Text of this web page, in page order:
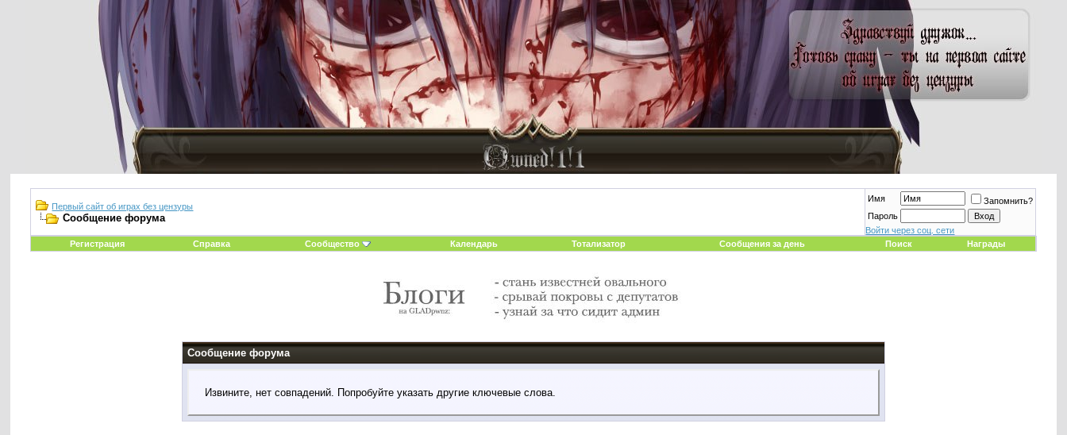
Первый сайт об играх без цензуры
Сообщение форума
Имя
Запомнить?
Пароль
Войти через соц. сети
Регистрация
Справка Сообщество Календарь Тотализатор Сообщения за день Поиск Награды
Сообщение форума
Извините, нет совпадений. Попробуйте указать другие ключевые слова.